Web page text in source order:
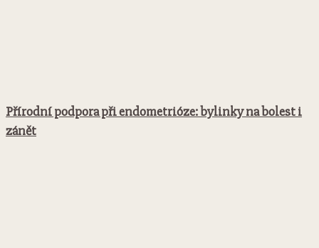
Přírodní podpora při endometrióze: bylinky na bolest i
zánět